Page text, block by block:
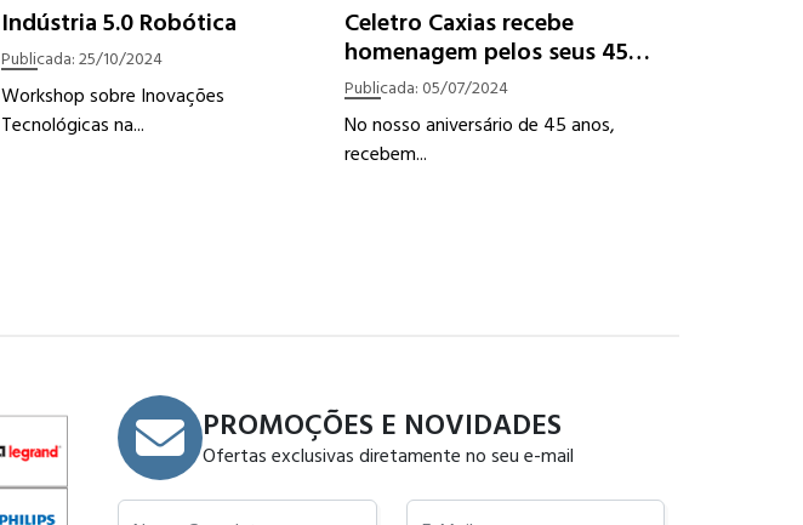
Indústria 5.0 Robótica
Publicada:25/10/2024
Workshop sobre Inovações
Tecnológicas na...
Celetro Caxias recebe
homenagem pelos seus 45
anos
Publicada: 05/07/2024
No nosso aniversário de 45 anos,
recebem...
PROMOÇÕES E NOVIDADES
Ofertas exclusivas diretamente no seu e-mail
Nome Completo E-Mail